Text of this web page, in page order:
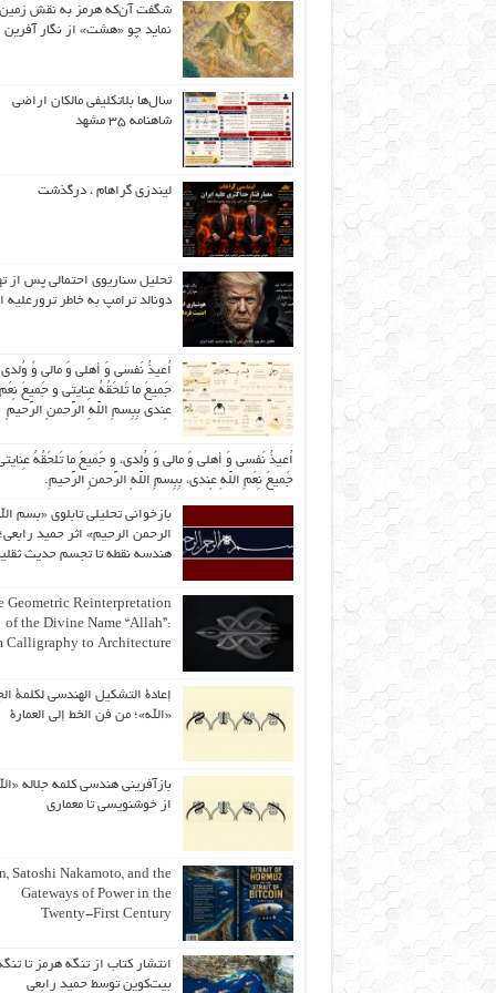
شگفت آن‌که هرمز به نقش زمین
نماید چو «هشت» از نگار آفرین
سال‌ها بلاتکلیفی مالکان اراضی
شاهنامه ۳۵ مشهد
لیندزی گراهام ، درگذشت
تحلیل سناریوی احتمالی پس از
دونالد ترامپ به خاطر ترورعلیه
اُعیذُ نَفسی وَ أهلی وَ مالی وَ
جَمیعَ ما تَلحَقُهُ عِنایتی و جَمیعَ نِعَمِ
عِندی بِبِسمِ اللّهِ الرَّحمنِ الرَّحیمِ
اُعیذُ نَفسی وَ أهلی وَ مالی وَ وُلدی، و جَمیعَ ما تَلحَقُهُ
جَمیعَ نِعَمِ اللّهِ عِندی، بِبِسمِ اللّهِ الرَّحمنِ الرَّحیمِ.
بازخوانی تحلیلی تابلوی «بسم
الرحمن الرحیم» اثر حمید رابعی؛
هندسه نقطه تا تجسم حدیث
Geometric Reinterpretation
of the Divine Name “Allah”:
Calligraphy to Architecture
إعادة التشكيل الهندسي لكلمة
«الله»؛ من فن الخط إلى العمارة
بازآفرینی هندسی کلمه جلاله
از خوشنویسی تا معماری
Satoshi Nakamoto, and the
Gateways of Power in the
Twenty-First Century
انتشار کتاب از تنگه هرمز تا
بیت‌کوین توسط حمید رابعی